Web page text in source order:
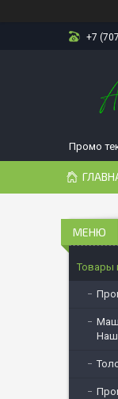
+7
Промо
Товары